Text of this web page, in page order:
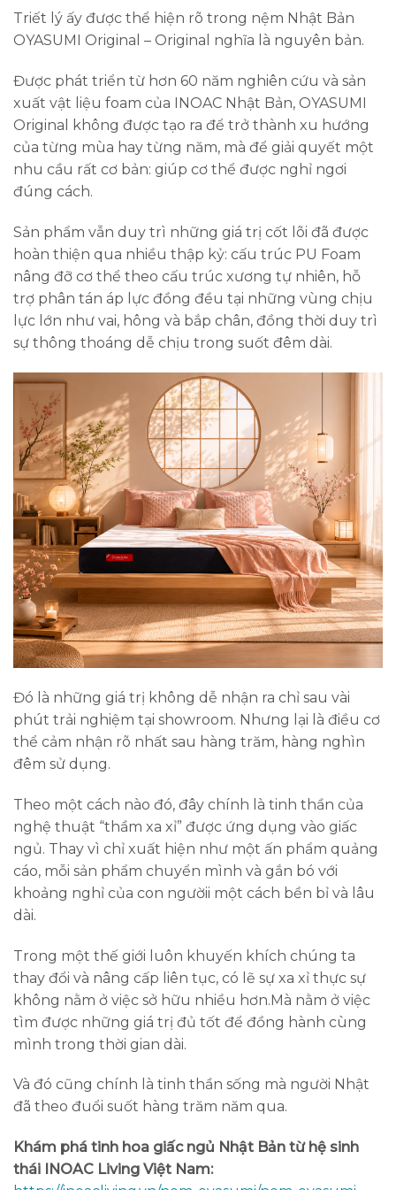
Triết lý ấy được thể hiện rõ trong nệm Nhật Bản
OYASUMI Original – Original nghĩa là nguyên bản.
Được phát triển từ hơn 60 năm nghiên cứu và sản
xuất vật liệu foam của INOAC Nhật Bản, OYASUMI
Original không được tạo ra để trở thành xu hướng
của từng mùa hay từng năm, mà để giải quyết một
nhu cầu rất cơ bản: giúp cơ thể được nghỉ ngơi
đúng cách.
Sản phẩm vẫn duy trì những giá trị cốt lõi đã được
hoàn thiện qua nhiều thập kỷ: cấu trúc PU Foam
nâng đỡ cơ thể theo cấu trúc xương tự nhiên, hỗ
trợ phân tán áp lực đồng đều tại những vùng chịu
lực lớn như vai, hông và bắp chân, đồng thời duy trì
sự thông thoáng dễ chịu trong suốt đêm dài.
Đó là những giá trị không dễ nhận ra chỉ sau vài
phút trải nghiệm tại showroom. Nhưng lại là điều cơ
thể cảm nhận rõ nhất sau hàng trăm, hàng nghìn
đêm sử dụng.
Theo một cách nào đó, đây chính là tinh thần của
nghệ thuật “thầm xa xỉ” được ứng dụng vào giấc
ngủ. Thay vì chỉ xuất hiện như một ấn phẩm quảng
cáo, mỗi sản phẩm chuyển mình và gắn bó với
khoảng nghỉ của con ngườii một cách bền bỉ và lâu
dài.
Trong một thế giới luôn khuyến khích chúng ta
thay đổi và nâng cấp liên tục, có lẽ sự xa xỉ thực sự
không nằm ở việc sở hữu nhiều hơn.Mà nằm ở việc
tìm được những giá trị đủ tốt để đồng hành cùng
mình trong thời gian dài.
Và đó cũng chính là tinh thần sống mà người Nhật
đã theo đuổi suốt hàng trăm năm qua.
Khám phá tinh hoa giấc ngủ Nhật Bản từ hệ sinh
thái INOAC Living Việt Nam: